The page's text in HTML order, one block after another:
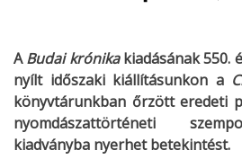
ABudai krónikakiadásának 550.
nyílt időszaki kiállításunkon a
könyvtárunkban őrzött eredeti
nyomdászattörténeti
kiadványba nyerhet betekintést.